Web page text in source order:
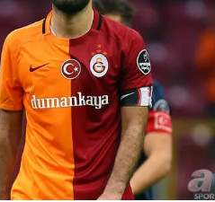
için İnternet
kişilere ait çerezler
vasıtasıyla çeşitli kişisel
olan çerezler bilgi
amacıyla
sitemizin daha işlevsel
ve sizlere yönelik
yapılması, amaçlarıyla
kullanılacaktır.